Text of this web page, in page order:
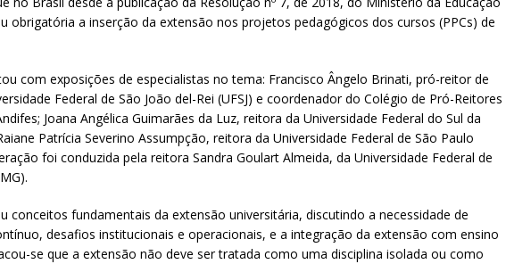
obrigatória a inserção da extensão nos projetos pedagógicos dos cursos (PPCs) de
com exposições de especialistas no tema: Francisco Ângelo Brinati, pró-reitor de
Federal de São João del-Rei (UFSJ) e coordenador do Colégio de Pró-Reitores
Joana Angélica Guimarães da Luz, reitora da Universidade Federal do Sul da
Patrícia Severino Assumpção, reitora da Universidade Federal de São Paulo
foi conduzida pela reitora Sandra Goulart Almeida, da Universidade Federal de
conceitos fundamentais da extensão universitária, discutindo a necessidade de
desafios institucionais e operacionais, e a integração da extensão com ensino
se que a extensão não deve ser tratada como uma disciplina isolada ou como